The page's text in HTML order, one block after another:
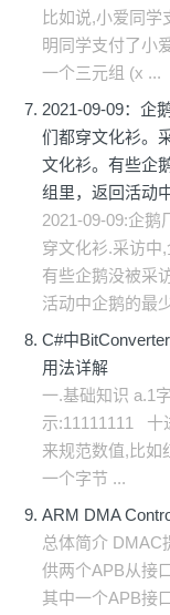
比如说,小爱同
明同学支付了小
一个三元组 (x ...
2021-09-09：企
们都穿文化衫。
文化衫。有些企
组里，返回活动
2021-09-09:企鹅
穿文化衫.采访中
有些企鹅没被采
活动中企鹅的最
C#中
用法详解
一.基础知识 a.1
示:11111111 十
来规范数值,比如
一个字节 ...
ARM DMA
总体简介 DMAC
供两个APB从接
其中一个APB接